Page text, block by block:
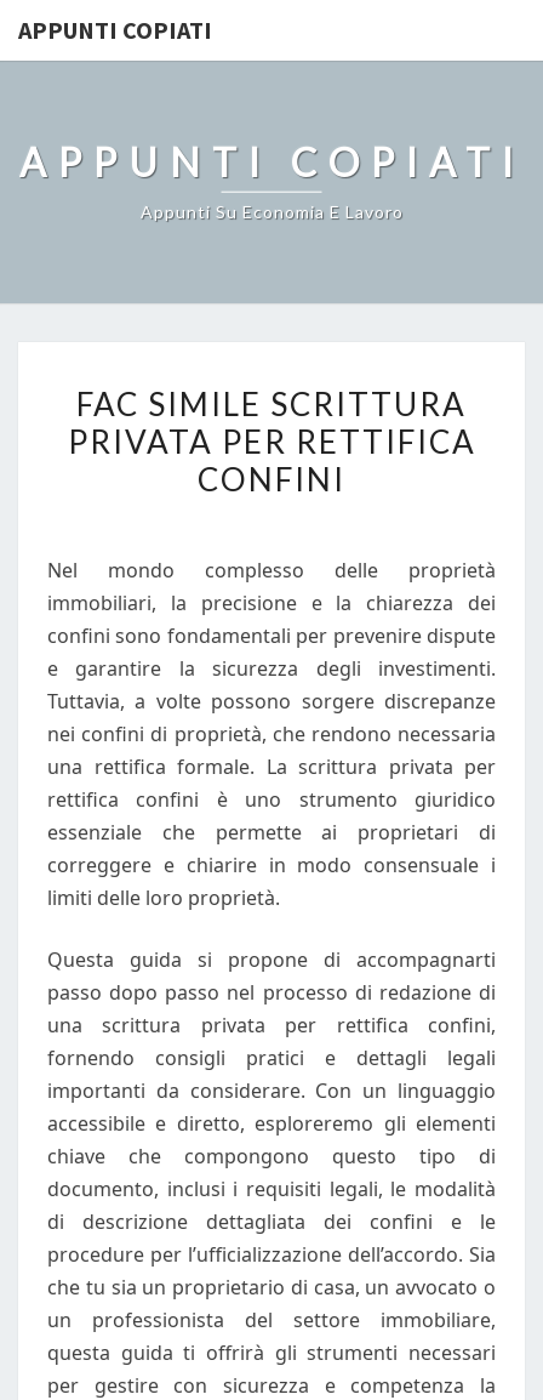
APPUNTI COPIATI
APPUNTI COPIATI
Appunti Su Economia E Lavoro
SIMILE
SCRITTURA
PRIVATA
CONFINI
FAC SIMILE SCRITTURA
PRIVATA PER RETTIFICA
CONFINI
Nel mondo complesso delle proprietà
immobiliari, la precisione e la chiarezza dei
confini sono fondamentali per prevenire dispute
e garantire la sicurezza degli investimenti.
Tuttavia, a volte possono sorgere discrepanze
nei confini di proprietà, che rendono necessaria
una rettifica formale. La scrittura privata per
rettifica confini è uno strumento giuridico
essenziale che permette ai proprietari di
correggere e chiarire in modo consensuale i
limiti delle loro proprietà.
Questa guida si propone di accompagnarti
passo dopo passo nel processo di redazione di
una scrittura privata per rettifica confini,
fornendo consigli pratici e dettagli legali
importanti da considerare. Con un linguaggio
accessibile e diretto, esploreremo gli elementi
chiave che compongono questo tipo di
documento, inclusi i requisiti legali, le modalità
di descrizione dettagliata dei confini e le
procedure per l’ufficializzazione dell’accordo. Sia
che tu sia un proprietario di casa, un avvocato o
un professionista del settore immobiliare,
questa guida ti offrirà gli strumenti necessari
per gestire con sicurezza e competenza la